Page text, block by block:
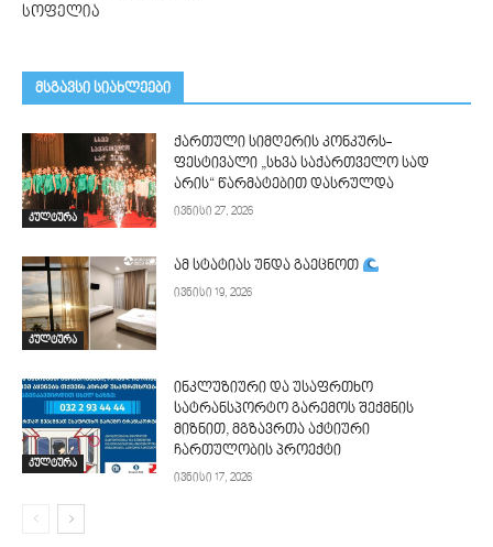
სოფელია
მსგავსი სიახლეები
კულტურა
ქართული სიმღერის კონკურს-
ფესტივალი „სხვა საქართველო სად
არის“ წარმატებით დასრულდა
ივნისი 27, 2026
კულტურა
ამ სტატიას უნდა გაეცნოთ
ივნისი 19, 2026
კულტურა
ინკლუზიური და უსაფრთხო
სატრანსპორტო გარემოს შექმნის
მიზნით, მგზავრთა აქტიური
ჩართულობის პროექტი
ივნისი 17, 2026